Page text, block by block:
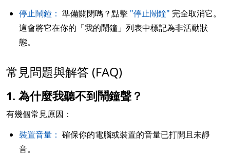
停止鬧鐘： 準備關閉嗎？點擊 "停止鬧鐘" 完全取消它。
這會將它在你的「我的鬧鐘」列表中標記為非活動狀
態。
常見問題與解答 (FAQ)
1. 為什麼我聽不到鬧鐘聲？
有幾個常見原因：
裝置音量： 確保你的電腦或裝置的音量已打開且未靜
音。